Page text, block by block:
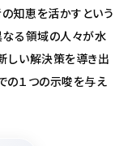
知恵を活かすという
なる領域の人々が水
しい解決策を導き出
の１つの示唆を与え